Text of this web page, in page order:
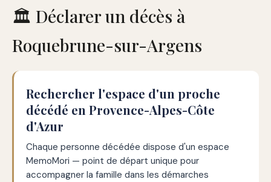
🏛️ Déclarer un décès à
Roquebrune-sur-Argens
Rechercher l'espace d'un proche
décédé en Provence-Alpes-Côte
d'Azur
Chaque personne décédée dispose d'un espace
MemoMori — point de départ unique pour
accompagner la famille dans les démarches